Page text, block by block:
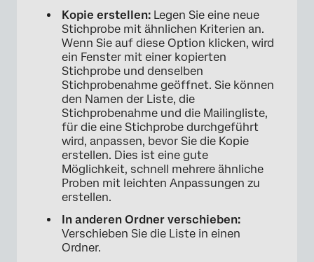
Kopie erstellen: Legen Sie eine neue
Stichprobe mit ähnlichen Kriterien an.
Wenn Sie auf diese Option klicken, wird
ein Fenster mit einer kopierten
Stichprobe und denselben
Stichprobenahme geöffnet. Sie können
den Namen der Liste, die
Stichprobenahme und die Mailingliste,
für die eine Stichprobe durchgeführt
wird, anpassen, bevor Sie die Kopie
erstellen. Dies ist eine gute
Möglichkeit, schnell mehrere ähnliche
Proben mit leichten Anpassungen zu
erstellen.
In anderen Ordner verschieben:
Verschieben Sie die Liste in einen
Ordner.